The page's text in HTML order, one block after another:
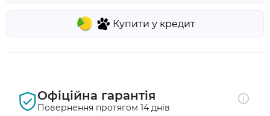
Купити у кредит
Офіційна гарантія
Повернення протягом 14 днів